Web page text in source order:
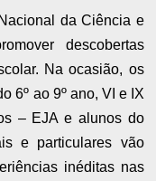
da Ciência e
descobertas
Na ocasião, os
6º ao 9º ano, VI e IX
– EJA e alunos do
e particulares vão
inéditas nas